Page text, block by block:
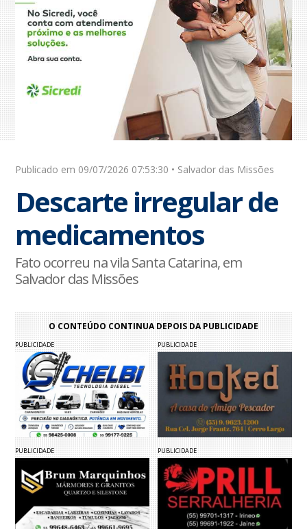
Publicado em 09/07/2026 07:53:30 • Salvador das Missões
Descarte irregular de
medicamentos
Fato ocorreu na vila Santa Catarina, em
Salvador das Missões
O CONTEÚDO CONTINUA DEPOIS DA PUBLICIDADE
PUBLICIDADE PUBLICIDADE
PUBLICIDADE PUBLICIDADE